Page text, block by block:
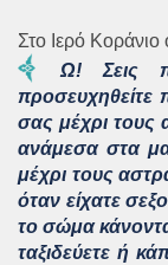
Στο Ιερό Κοράνιο
Ω! Σεις
προσευχηθείτε
σας μέχρι τους
ανάμεσα στα
μέχρι τους
όταν είχατε
το σώμα
ταξιδεύετε ή